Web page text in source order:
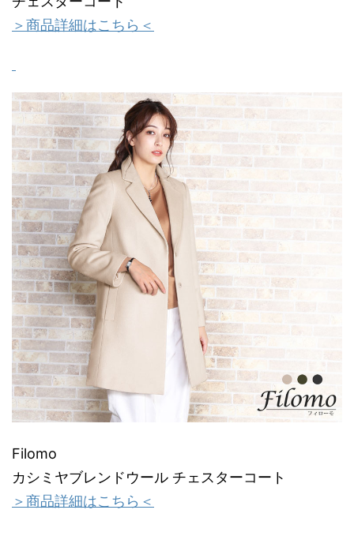
＞商品詳細はこちら＜
Filomo
カシミヤブレンドウール チェスターコート
＞商品詳細はこちら＜